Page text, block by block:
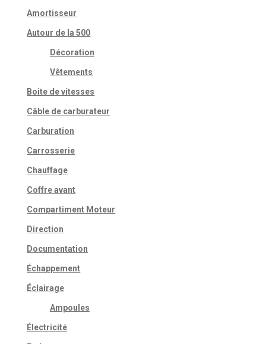
Amortisseur
Autour de la 500
Décoration
Vêtements
Boite de vitesses
Câble de carburateur
Carburation
Carrosserie
Chauffage
Coffre avant
Compartiment Moteur
Direction
Documentation
Échappement
Éclairage
Ampoules
Électricité